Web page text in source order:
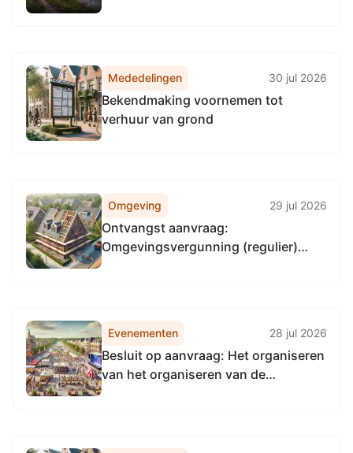
Mededelingen 30 jul 2026
Bekendmaking voornemen tot
verhuur van grond
Omgeving 29 jul 2026
Ontvangst aanvraag:
Omgevingsvergunning (regulier)
1235
Evenementen 28 jul 2026
Besluit op aanvraag: Het organiseren
van het organiseren van de